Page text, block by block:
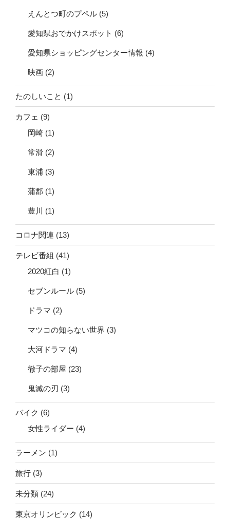
えんとつ町のプペル (5)
愛知県おでかけスポット (6)
愛知県ショッピングセンター情報 (4)
映画 (2)
たのしいこと (1)
カフェ (9)
岡崎 (1)
常滑 (2)
東浦 (3)
蒲郡 (1)
豊川 (1)
コロナ関連 (13)
テレビ番組 (41)
2020紅白 (1)
セブンルール (5)
ドラマ (2)
マツコの知らない世界 (3)
大河ドラマ (4)
徹子の部屋 (23)
鬼滅の刃 (3)
バイク (6)
女性ライダー (4)
ラーメン (1)
旅行 (3)
未分類 (24)
東京オリンピック (14)